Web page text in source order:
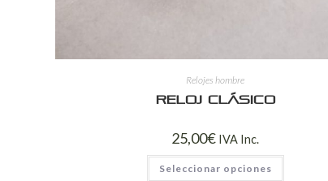
Relojes hombre
Reloj clásico
25,00€ IVA Inc.
Seleccionar opciones